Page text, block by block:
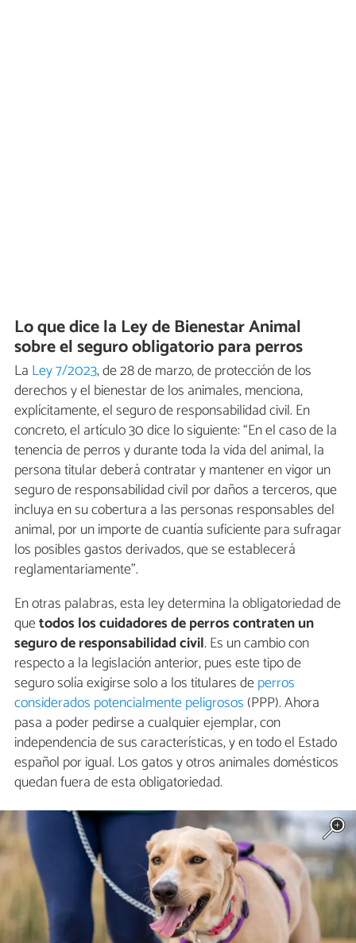
Lo que dice la Ley de Bienestar Animal
sobre el seguro obligatorio para perros
La Ley 7/2023, de 28 de marzo, de protección de los
derechos y el bienestar de los animales, menciona,
explícitamente, el seguro de responsabilidad civil. En
concreto, el artículo 30 dice lo siguiente: “En el caso de la
tenencia de perros y durante toda la vida del animal, la
persona titular deberá contratar y mantener en vigor un
seguro de responsabilidad civil por daños a terceros, que
incluya en su cobertura a las personas responsables del
animal, por un importe de cuantía suficiente para sufragar
los posibles gastos derivados, que se establecerá
reglamentariamente”.
En otras palabras, esta ley determina la obligatoriedad de
quetodos los cuidadores de perros contraten un
seguro de responsabilidad civil. Es un cambio con
respecto a la legislación anterior, pues este tipo de
seguro solía exigirse solo a los titulares deperros
considerados potencialmente peligrosos (PPP). Ahora
pasa a poder pedirse a cualquier ejemplar, con
independencia de sus características, y en todo el Estado
español por igual. Los gatos y otros animales domésticos
quedan fuera de esta obligatoriedad.